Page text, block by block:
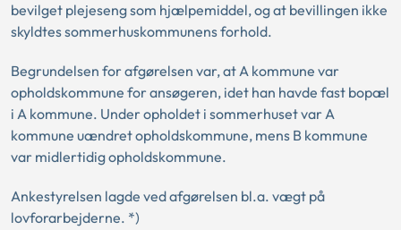
bevilget plejeseng som hjælpemiddel, og at bevillingen ikke
skyldtes sommerhuskommunens forhold.
Begrundelsen for afgørelsen var, at A kommune var
opholdskommune for ansøgeren, idet han havde fast bopæl
i A kommune. Under opholdet i sommerhuset var A
kommune uændret opholdskommune, mens B kommune
var midlertidig opholdskommune.
Ankestyrelsen lagde ved afgørelsen bl.a. vægt på
lovforarbejderne. *)